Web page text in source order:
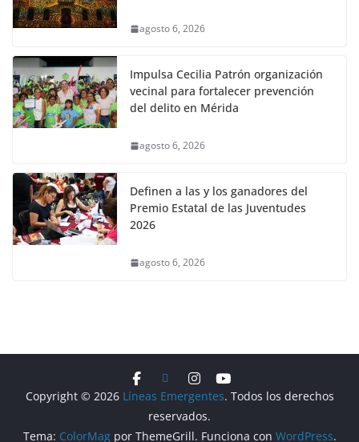
agosto 6, 2026
Impulsa Cecilia Patrón organización
vecinal para fortalecer prevención
del delito en Mérida
agosto 6, 2026
Definen a las y los ganadores del
Premio Estatal de las Juventudes
2026
agosto 6, 2026
Copyright © 2026 Líneas Emergentes. Todos los derechos
reservados.
Tema: ColorMagpor ThemeGrill. Funciona con WordPress.